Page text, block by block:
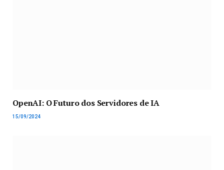
OpenAI: O Futuro dos Servidores de IA
15/09/2024